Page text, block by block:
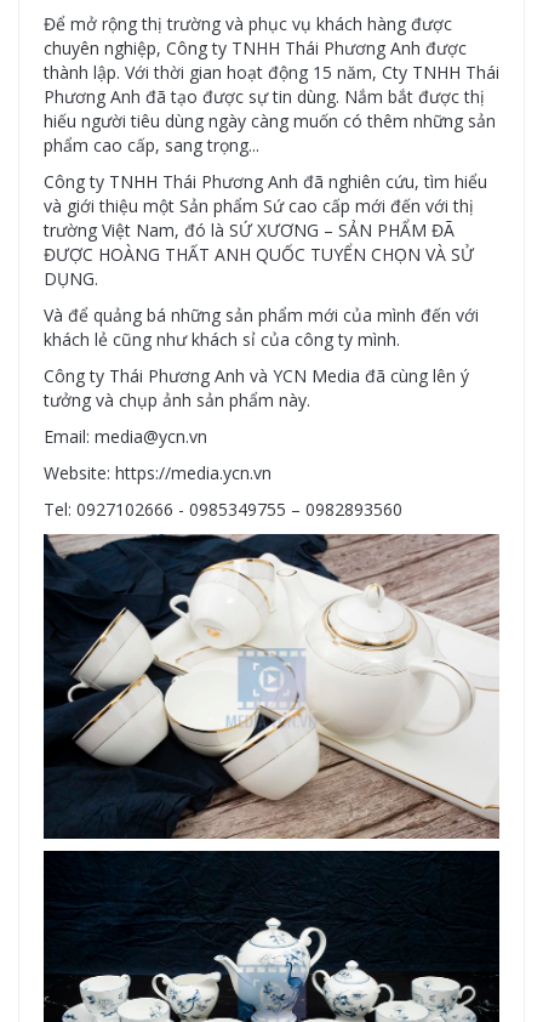
Để mở rộng thị trường và phục vụ khách hàng được
chuyên nghiệp, Công ty TNHH Thái Phương Anh được
thành lập. Với thời gian hoạt động 15 năm, Cty TNHH Thái
Phương Anh đã tạo được sự tin dùng. Nắm bắt được thị
hiếu người tiêu dùng ngày càng muốn có thêm những sản
phẩm cao cấp, sang trọng...
Công ty TNHH Thái Phương Anh đã nghiên cứu, tìm hiểu
và giới thiệu một Sản phẩm Sứ cao cấp mới đến với thị
trường Việt Nam, đó là SỨ XƯƠNG – SẢN PHẨM ĐÃ
ĐƯỢC HOÀNG THẤT ANH QUỐC TUYỂN CHỌN VÀ SỬ
DỤNG.
Và để quảng bá những sản phẩm mới của mình đến với
khách lẻ cũng như khách sỉ của công ty mình.
Công ty Thái Phương Anh và YCN Media đã cùng lên ý
tưởng và chụp ảnh sản phẩm này.
Email: media@ycn.vn
Website: https://media.ycn.vn
Tel: 0927102666 - 0985349755 – 0982893560